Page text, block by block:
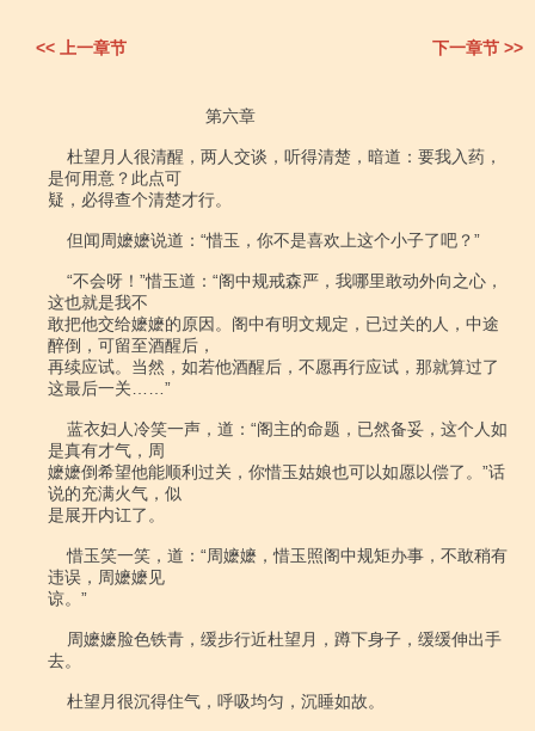
<< 上一章节 下一章节 >>